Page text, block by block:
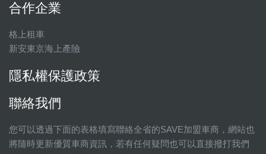
合作企業
格上租車
新安東京海上產險
隱私權保護政策
聯絡我們
您可以透過下面的表格填寫聯絡全省的SAVE加盟車商，網站也
將隨時更新優質車商資訊，若有任何疑問也可以直接撥打我們